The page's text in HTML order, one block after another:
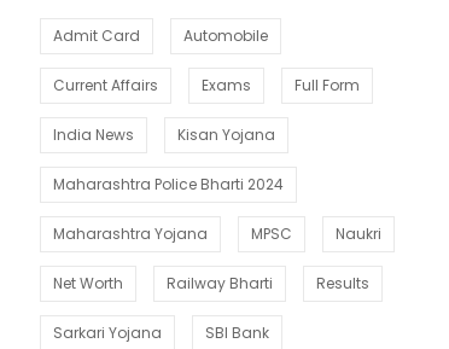
Admit Card Automobile
Current Affairs Exams Full Form
India News Kisan Yojana
Maharashtra Police Bharti 2024
Maharashtra Yojana MPSC Naukri
Net Worth Railway Bharti Results
Sarkari Yojana SBI Bank